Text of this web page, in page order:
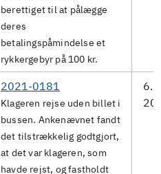
berettiget til at pålægge
deres
betalingspåmindelse et
rykkergebyr på 100 kr.
2021-0181
Klageren rejse uden billet i
bussen. Ankenævnet fandt
det tilstrækkelig godtgjort,
at det var klageren, som
havde rejst, og fastholdt
6.